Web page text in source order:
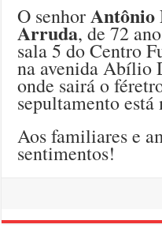
O senhorAntônio
Arruda, de 72
sala 5 do Centro
na avenida Abílio
onde sairá o
sepultamento está
Aos familiares e
sentimentos!